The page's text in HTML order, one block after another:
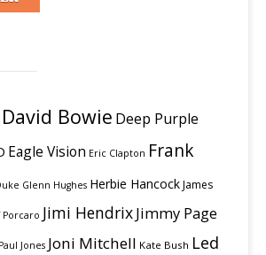
David Bowie Deep Purple
Eagle Vision Eric Clapton Frank
Glenn Hughes Herbie HancockJames
Porcaro Jimi HendrixJimmy Page
Jones Joni Mitchell Kate Bush Led